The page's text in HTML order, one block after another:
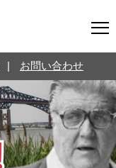
お問い合わせ